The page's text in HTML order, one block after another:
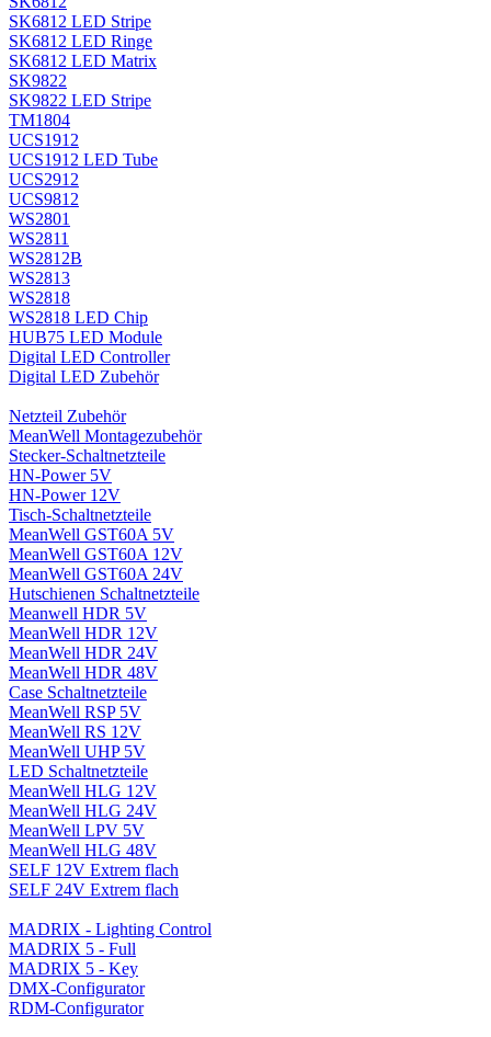
SK6812 LED Stripe
SK6812 LED Ringe
SK6812 LED Matrix
SK9822
SK9822 LED Stripe
TM1804
UCS1912
UCS1912 LED Tube
UCS2912
UCS9812
WS2801
WS2811
WS2812B
WS2813
WS2818
WS2818 LED Chip
HUB75 LED Module
Digital LED Controller
Digital LED Zubehör
Netzteil Zubehör
MeanWell Montagezubehör
Stecker-Schaltnetzteile
HN-Power 5V
HN-Power 12V
Tisch-Schaltnetzteile
MeanWell GST60A 5V
MeanWell GST60A 12V
MeanWell GST60A 24V
Hutschienen Schaltnetzteile
Meanwell HDR 5V
MeanWell HDR 12V
MeanWell HDR 24V
MeanWell HDR 48V
Case Schaltnetzteile
MeanWell RSP 5V
MeanWell RS 12V
MeanWell UHP 5V
LED Schaltnetzteile
MeanWell HLG 12V
MeanWell HLG 24V
MeanWell LPV 5V
MeanWell HLG 48V
SELF 12V Extrem flach
SELF 24V Extrem flach
MADRIX - Lighting Control
MADRIX 5 - Full
MADRIX 5 - Key
DMX-Configurator
RDM-Configurator